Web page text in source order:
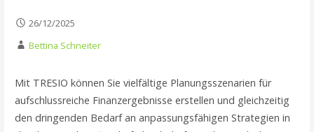
26/12/2025
Bettina Schneiter
Mit TRESIO können Sie vielfältige Planungsszenarien für
aufschlussreiche Finanzergebnisse erstellen und gleichzeitig
den dringenden Bedarf an anpassungsfähigen Strategien in